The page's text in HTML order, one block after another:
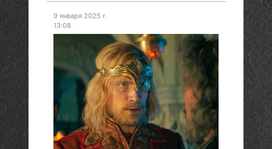
9 января 2025 г.
13:08